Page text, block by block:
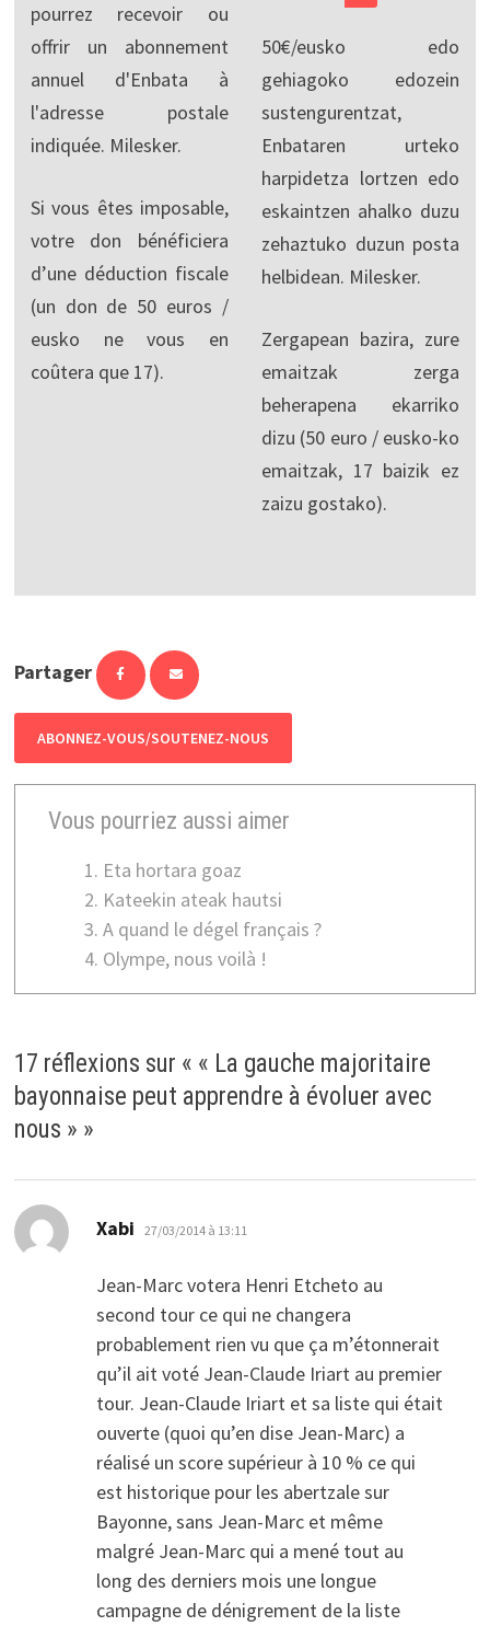
pourrez recevoir ou
offrir un abonnement
annuel d'Enbata à
l'adresse postale
indiquée. Milesker.
Si vous êtes imposable,
votre don bénéficiera
d’une déduction fiscale
(un don de 50 euros /
eusko ne vous en
coûtera que 17).
50€/eusko edo
gehiagoko edozein
sustengurentzat,
Enbataren urteko
harpidetza lortzen edo
eskaintzen ahalko duzu
zehaztuko duzun posta
helbidean. Milesker.
Zergapean bazira, zure
emaitzak zerga
beherapena ekarriko
dizu (50 euro / eusko-ko
emaitzak, 17 baizik ez
zaizu gostako).
Partager
ABONNEZ-VOUS/SOUTENEZ-NOUS
Vous pourriez aussi aimer
Eta hortara goaz
Kateekin ateak hautsi
A quand le dégel français ?
Olympe, nous voilà !
17 réflexions sur « « La gauche majoritaire
bayonnaise peut apprendre à évoluer avec
nous » »
Xabi dit :
27/03/2014 à 13:11
Jean-Marc votera Henri Etcheto au
second tour ce qui ne changera
probablement rien vu que ça m’étonnerait
qu’il ait voté Jean-Claude Iriart au premier
tour. Jean-Claude Iriart et sa liste qui était
ouverte (quoi qu’en dise Jean-Marc) a
réalisé un score supérieur à 10 % ce qui
est historique pour les abertzale sur
Bayonne, sans Jean-Marc et même
malgré Jean-Marc qui a mené tout au
long des derniers mois une longue
campagne de dénigrement de la liste